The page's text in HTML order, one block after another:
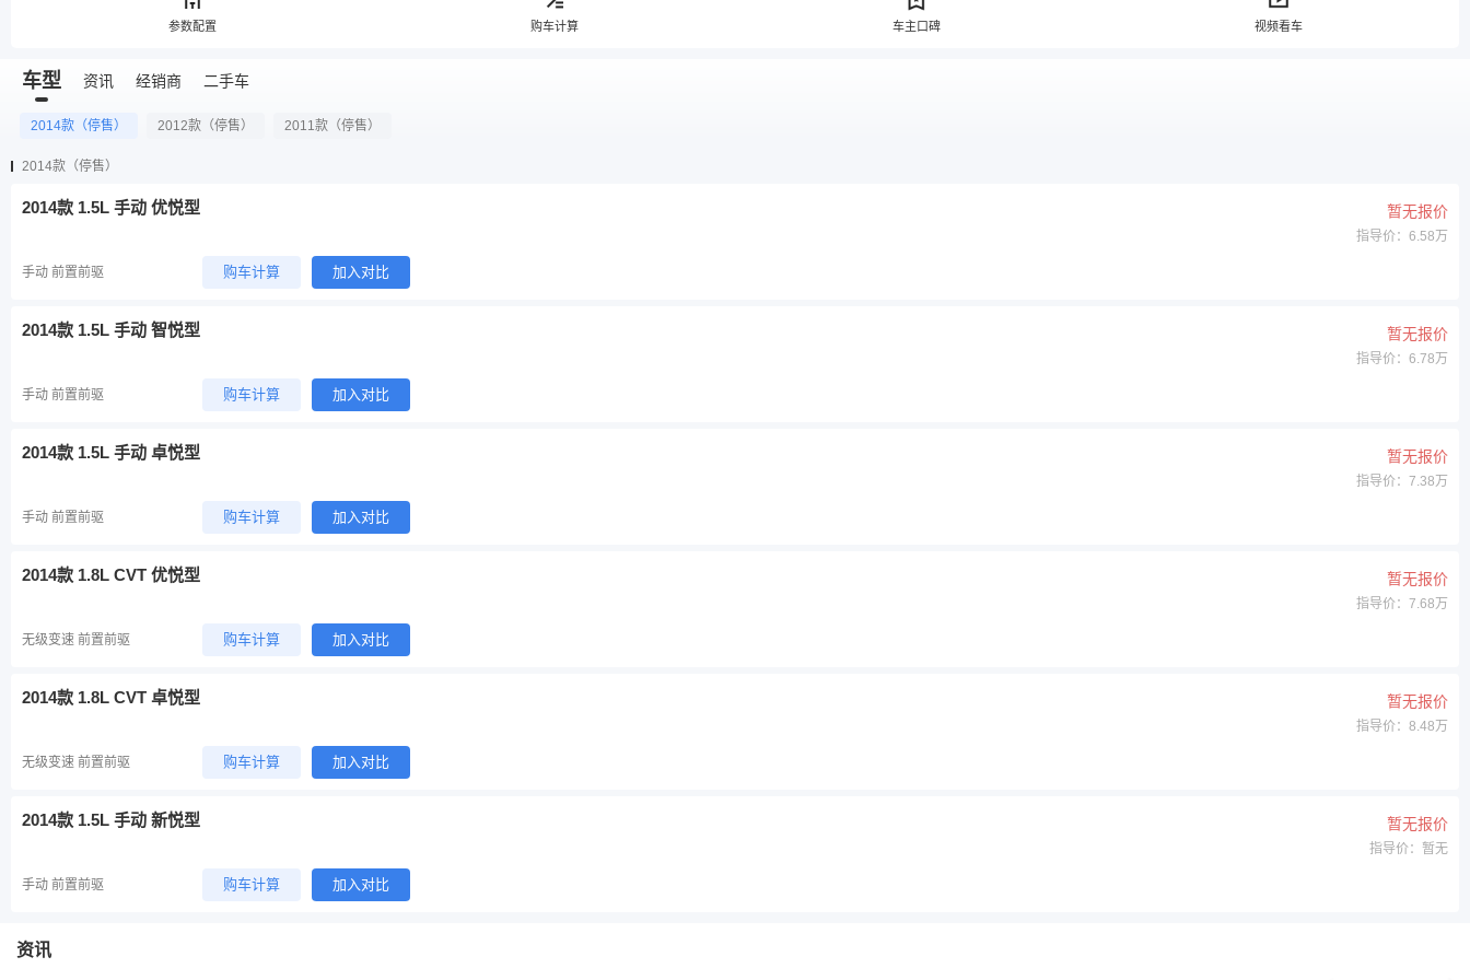
参数配置 购车计算 车主口碑 视频看车
车型 资讯 经销商 二手车
2014款（停售） 2012款（停售） 2011款（停售）
2014款（停售）
2014款 1.5L 手动 优悦型 暂无报价
指导价：6.58万
手动 前置前驱 购车计算 加入对比
2014款 1.5L 手动 智悦型 暂无报价
指导价：6.78万
手动 前置前驱 购车计算 加入对比
2014款 1.5L 手动 卓悦型 暂无报价
指导价：7.38万
手动 前置前驱 购车计算 加入对比
2014款 1.8L CVT 优悦型 暂无报价
指导价：7.68万
无级变速 前置前驱 购车计算 加入对比
2014款 1.8L CVT 卓悦型 暂无报价
指导价：8.48万
无级变速 前置前驱 购车计算 加入对比
2014款 1.5L 手动 新悦型 暂无报价
指导价：暂无
手动 前置前驱 购车计算 加入对比
资讯